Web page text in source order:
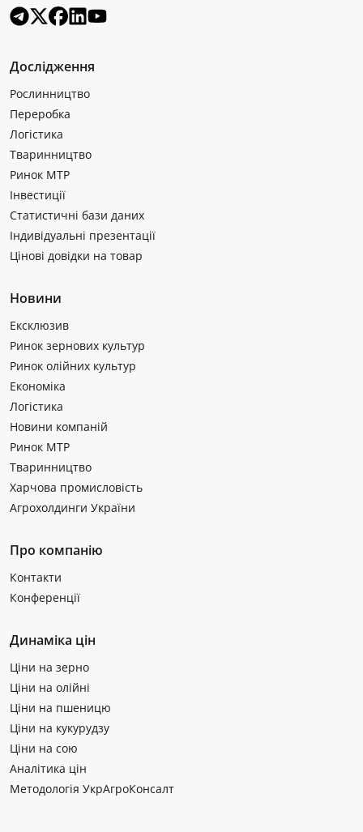
Дослідження
Рослинництво
Переробка
Логістика
Тваринництво
Ринок МТР
Інвестиції
Статистичні бази даних
Індивідуальні презентації
Цінові довідки на товар
Новини
Ексклюзив
Ринок зернових культур
Ринок олійних культур
Економіка
Логістика
Новини компаній
Ринок МТР
Тваринництво
Харчова промисловість
Агрохолдинги України
Про компанію
Контакти
Конференції
Динаміка цін
Ціни на зерно
Ціни на олійні
Ціни на пшеницю
Ціни на кукурудзу
Ціни на сою
Аналітика цін
Методологія УкрАгроКонсалт